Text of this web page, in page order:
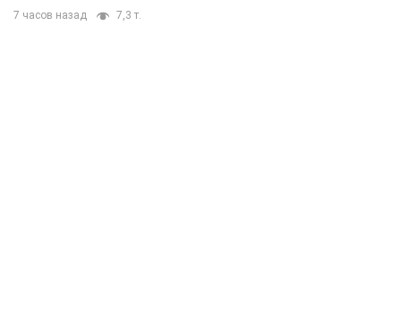
7 часов назад 7,3 т.